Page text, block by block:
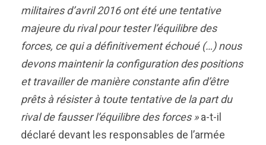
militaires d’avril 2016 ont été une tentative
majeure du rival pour tester l’équilibre des
forces, ce qui a définitivement échoué (…) nous
devons maintenir la configuration des positions
et travailler de manière constante afin d’être
prêts à résister à toute tentative de la part du
rival de fausser l’équilibre des forces »a-t-il
déclaré devant les responsables de l’armée